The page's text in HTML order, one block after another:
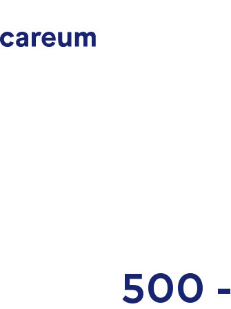
500 -